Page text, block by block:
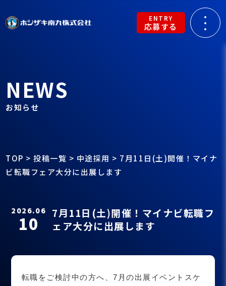
ENTRY
応募する
NEWS
お知らせ
TOP >投稿一覧 > 中途採用 > 7月11日(土)開催！マイナ
ビ転職フェア大分に出展します
2026.06
10
7月11日(土)開催！マイナビ転職フ
ェア大分に出展します
転職をご検討中の方へ、7月の出展イベントスケ